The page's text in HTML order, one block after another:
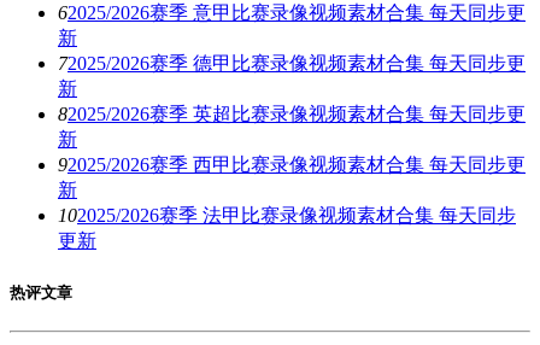
62025/2026赛季 意甲比赛录像视频素材合集 每天同步更
新
72025/2026赛季 德甲比赛录像视频素材合集 每天同步更
新
82025/2026赛季 英超比赛录像视频素材合集 每天同步更
新
92025/2026赛季 西甲比赛录像视频素材合集 每天同步更
新
102025/2026赛季 法甲比赛录像视频素材合集 每天同步
更新
热评文章